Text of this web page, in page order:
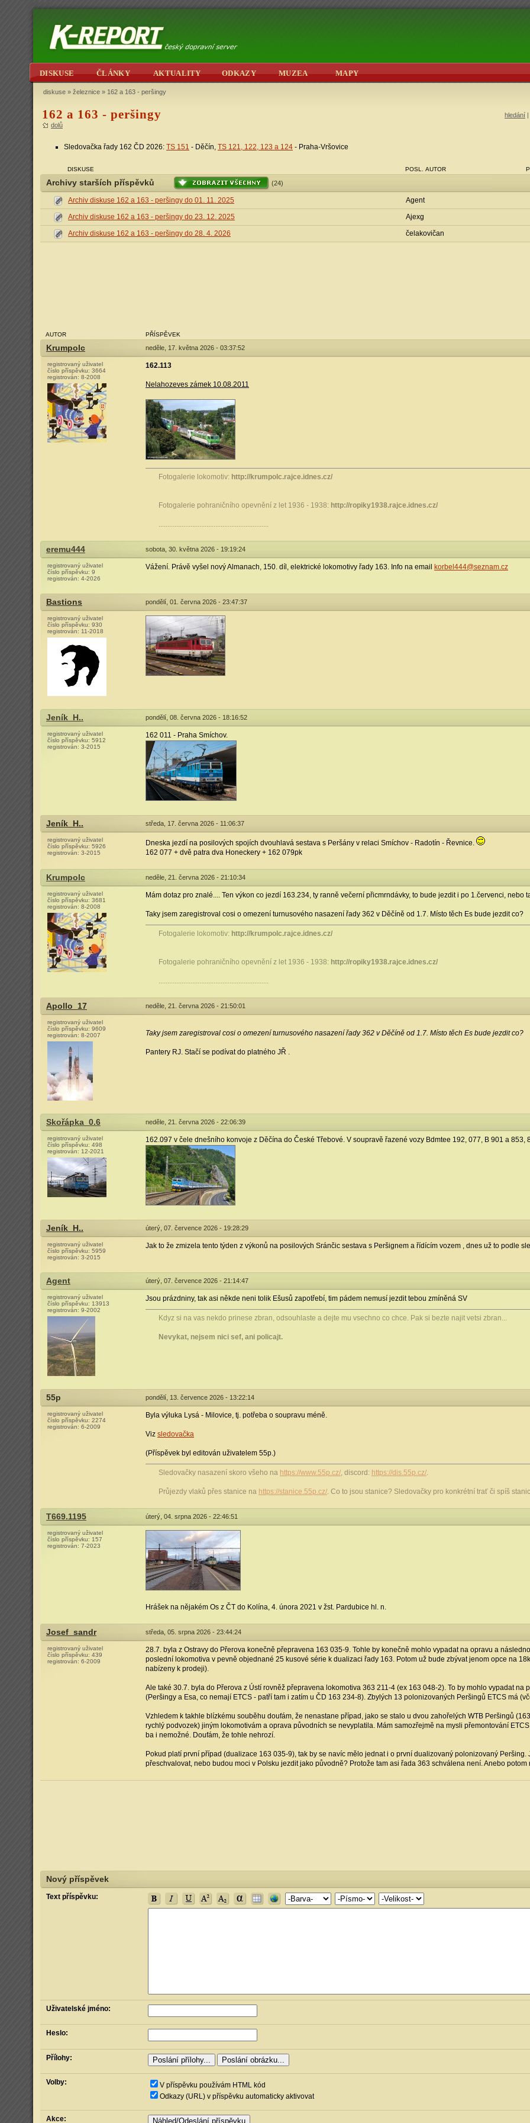
DISKUSE ČLÁNKY AKTUALITY ODKAZY MUZEA MAPY
diskuse » železnice » 162 a 163 - peršingy
162 a 163 - peršingy
dolů
hledání |
Sledovačka řady 162 ČD 2026: TS 151 - Děčín, TS 121, 122, 123 a 124 - Praha-Vršovice
DISKUSE POSL. AUTOR
Archivy starších příspěvků (24)
Archiv diskuse 162 a 163 - peršingy do 01. 11. 2025
Agent
Archiv diskuse 162 a 163 - peršingy do 23. 12. 2025
Ajexg
Archiv diskuse 162 a 163 - peršingy do 28. 4. 2026
čelakovičan
AUTOR PŘÍSPĚVEK
Krumpolc neděle, 17. května 2026 - 03:37:52
registrovaný uživatel
číslo příspěvku: 3664
registrován: 8-2008
162.113
Nelahozeves zámek 10.08.2011
Fotogalerie lokomotiv: http://krumpolc.rajce.idnes.cz/
Fotogalerie pohraničního opevnění z let 1936 - 1938: http://ropiky1938.rajce.idnes.cz/
..............................................................
eremu444 sobota, 30. května 2026 - 19:19:24
registrovaný uživatel
číslo příspěvku: 9
registrován: 4-2026
Vážení. Právě vyšel nový Almanach, 150. díl, elektrické lokomotivy řady 163. Info na email korbel444@seznam.cz
Bastions pondělí, 01. června 2026 - 23:47:37
registrovaný uživatel
číslo příspěvku: 930
registrován: 11-2018
Jeník_H.. pondělí, 08. června 2026 - 18:16:52
registrovaný uživatel
číslo příspěvku: 5912
registrován: 3-2015
162 011 - Praha Smíchov.
Jeník_H.. středa, 17. června 2026 - 11:06:37
registrovaný uživatel
číslo příspěvku: 5926
registrován: 3-2015
Dneska jezdí na posilových spojích dvouhlavá sestava s Peršány v relaci Smíchov - Radotín - Řevnice.
162 077 + dvě patra dva Honeckery + 162 079pk
Krumpolc neděle, 21. června 2026 - 21:10:34
registrovaný uživatel
číslo příspěvku: 3681
registrován: 8-2008
Mám dotaz pro znalé.... Ten výkon co jezdí 163.234, ty ranně večerní přicmrndávky, to bude jezdit i po 1.červenci, nebo
Taky jsem zaregistroval cosi o omezení turnusového nasazení řady 362 v Děčíně od 1.7. Místo těch Es bude jezdit co?
Fotogalerie lokomotiv: http://krumpolc.rajce.idnes.cz/
Fotogalerie pohraničního opevnění z let 1936 - 1938: http://ropiky1938.rajce.idnes.cz/
..............................................................
Apollo_17 neděle, 21. června 2026 - 21:50:01
registrovaný uživatel
číslo příspěvku: 9609
registrován: 8-2007 Taky jsem zaregistroval cosi o omezení turnusového nasazení řady 362 v Děčíně od 1.7. Místo těch Es bude jezdit co?
Pantery RJ. Stačí se podívat do platného JŘ .
Skořápka_0.6 neděle, 21. června 2026 - 22:06:39
registrovaný uživatel
číslo příspěvku: 498
registrován: 12-2021
162.097 v čele dnešního konvoje z Děčína do České Třebové. V soupravě řazené vozy Bdmtee 192, 077, B 901 a 853,
Jeník_H.. úterý, 07. července 2026 - 19:28:29
registrovaný uživatel
číslo příspěvku: 5959
registrován: 3-2015
Jak to že zmizela tento týden z výkonů na posilových Sránčic sestava s Peršignem a řídícím vozem , dnes už to podle
Agent úterý, 07. července 2026 - 21:14:47
registrovaný uživatel
číslo příspěvku: 13913
registrován: 9-2002
Jsou prázdniny, tak asi někde neni tolik Ešusů zapotřebí, tim pádem nemusí jezdit tebou zmíněná SV
Kdyz si na vas nekdo prinese zbran, odsouhlaste a dejte mu vsechno co chce. Pak si bezte najit vetsi zbran...
Nevykat, nejsem nici sef, ani policajt.
55p pondělí, 13. července 2026 - 13:22:14
registrovaný uživatel
číslo příspěvku: 2274
registrován: 6-2009
Byla výluka Lysá - Milovice, tj. potřeba o soupravu méně.
Viz sledovačka
(Příspěvek byl editován uživatelem 55p.)
Sledovačky nasazení skoro všeho na https://www.55p.cz/, discord: https://dis.55p.cz/.
Průjezdy vlaků přes stanice na https://stanice.55p.cz/. Co to jsou stanice? Sledovačky pro konkrétní trať či spíš
T669.1195 úterý, 04. srpna 2026 - 22:46:51
registrovaný uživatel
číslo příspěvku: 157
registrován: 7-2023
Hrášek na nějakém Os z ČT do Kolína, 4. února 2021 v žst. Pardubice hl. n.
Josef_sandr středa, 05. srpna 2026 - 23:44:24
registrovaný uživatel
číslo příspěvku: 439
registrován: 6-2009
28.7. byla z Ostravy do Přerova konečně přepravena 163 035-9. Tohle by konečně mohlo vypadat na opravu a
poslední lokomotiva v pevně objednané 25 kusové série k dualizaci řady 163. Potom už bude zbývat jenom opce na
nabízeny k prodeji).
Ale také 30.7. byla do Přerova z Ústí rovněž přepravena lokomotiva 363 211-4 (ex 163 048-2). To by mohlo vypadat na
(Peršingy a Esa, co nemají ETCS - patří tam i zatím u ČD 163 234-8). Zbylých 13 polonizovaných Peršingů ETCS má
Vzhledem k takhle blízkému souběhu doufám, že nenastane případ, jako se stalo u dvou zahořelých WTB Peršingů
rychlý podvozek) jiným lokomotivám a oprava původních se nevyplatila. Mám samozřejmě na mysli přemontování
ba i nemožné. Doufám, že tohle nehrozí.
Pokud platí první případ (dualizace 163 035-9), tak by se navíc mělo jednat i o první dualizovaný polonizovaný
přeschvalovat, nebo budou moci v Polsku jezdit jako původně? Protože tam asi řada 363 schválena není. Anebo
Nový příspěvek
Text příspěvku:
Uživatelské jméno:
Heslo:
Přílohy:
Volby:
V příspěvku používám HTML kód
Odkazy (URL) v příspěvku automaticky aktivovat
Akce: